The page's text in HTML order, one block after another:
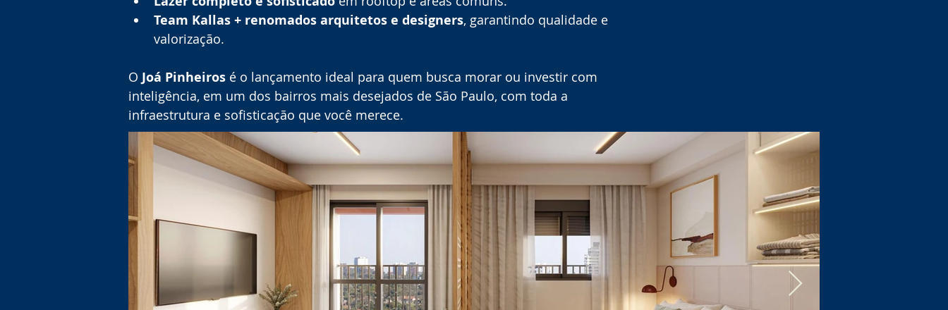
Team Kallas + renomados arquitetos e designers, garantindo qualidade e
valorização.
O Joá Pinheiros é o lançamento ideal para quem busca morar ou investir com
inteligência, em um dos bairros mais desejados de São Paulo, com toda a
infraestrutura e sofisticação que você merece.